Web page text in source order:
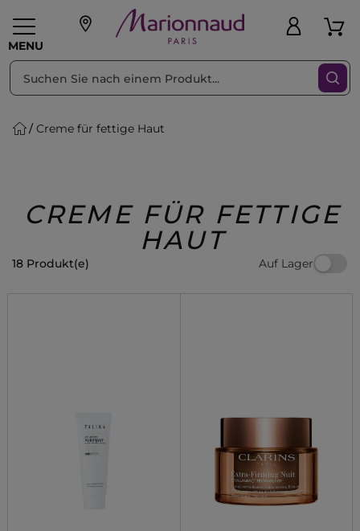
MENU
Geschenke PFLEGE
Beauty Accessoires
Creme für fettige Haut
CREME FÜR FETTIGE
HAUT
18 Produkt(e) Auf Lager
sortieren nach Filter